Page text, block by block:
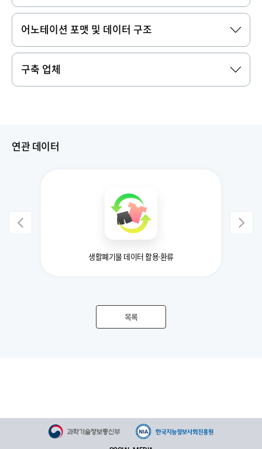
어노테이션 포맷 및 데이터 구조
구축 업체
연관 데이터
생활폐기물 데이터 활용·환류
목록